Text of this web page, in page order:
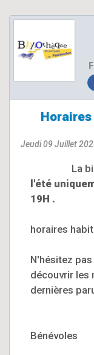
Jeudi 09 Juillet
La
l'été
19H .
horaires
N'hésitez
découvrir les
dernières
Bénévoles